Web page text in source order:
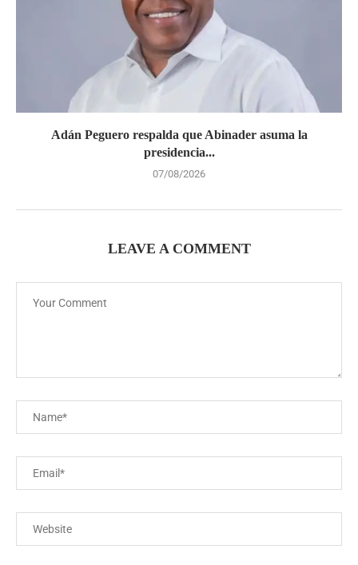
Adán Peguero respalda que Abinader asuma la
presidencia...
07/08/2026
LEAVE A COMMENT